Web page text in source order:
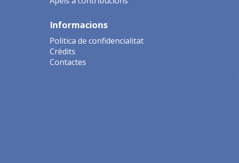
Informacions
Politica de confidencialitat
Crèdits
Contactes